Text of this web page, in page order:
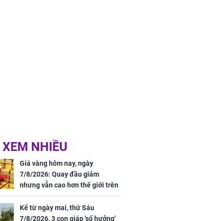
NHIỀU
Giá vàng hôm nay, ngày
7/8/2026: Quay đầu giảm
nhưng vẫn cao hơn thế giới trên
7 triệu đồng
Kể từ ngày mai, thứ Sáu
7/8/2026, 3 con giáp 'số hưởng'